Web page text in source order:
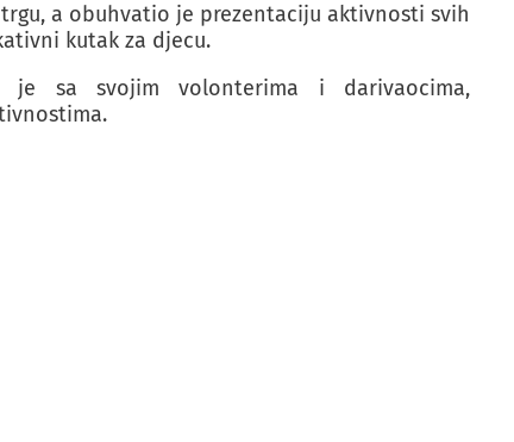
a obuhvatio je prezentaciju aktivnosti svih
kutak za djecu.
je sa svojim volonterima i darivaocima,